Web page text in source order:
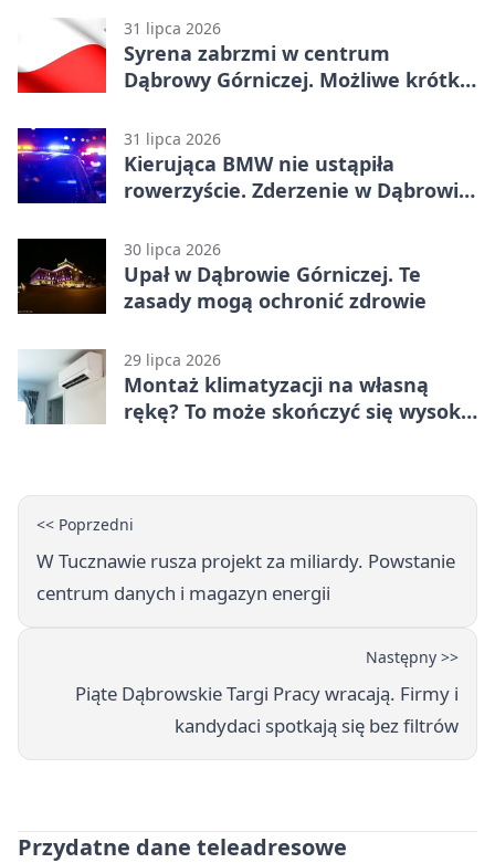
31 lipca 2026
Syrena zabrzmi w centrum
Dąbrowy Górniczej. Możliwe krótkie
31 lipca 2026
Kierująca BMW nie ustąpiła
rowerzyście. Zderzenie w Dąbrowie
30 lipca 2026
Upał w Dąbrowie Górniczej. Te
zasady mogą ochronić zdrowie
29 lipca 2026
Montaż klimatyzacji na własną
rękę? To może skończyć się wysoką
<< Poprzedni
W Tucznawie rusza projekt za miliardy. Powstanie
centrum danych i magazyn energii
Następny >>
Piąte Dąbrowskie Targi Pracy wracają. Firmy i
kandydaci spotkają się bez filtrów
Przydatne dane teleadresowe